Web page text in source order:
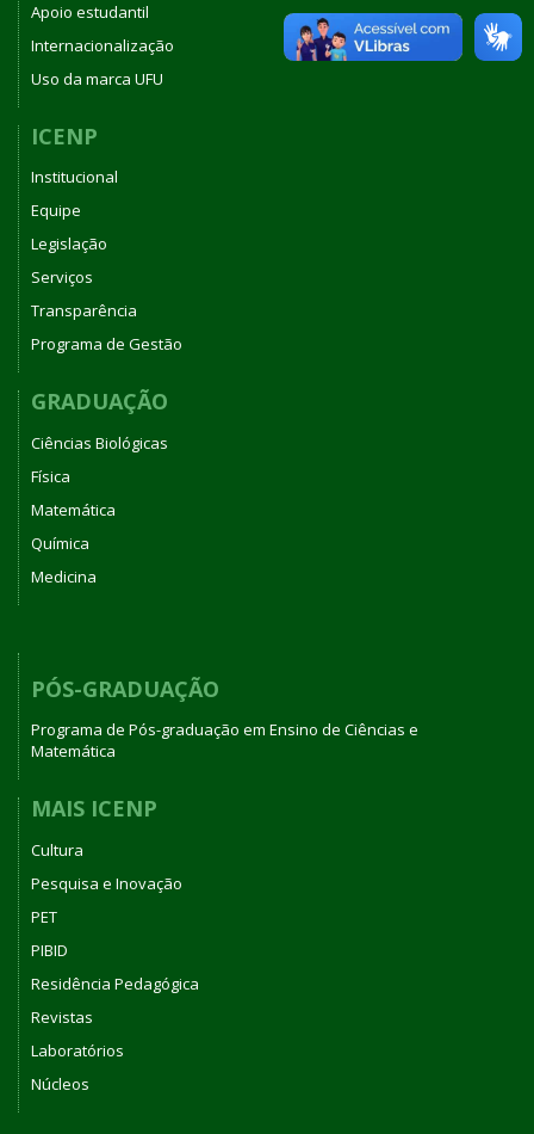
Apoio estudantil
Internacionalização
Uso da marca UFU
ICENP
Institucional
Equipe
Legislação
Serviços
Transparência
Programa de Gestão
GRADUAÇÃO
Ciências Biológicas
Física
Matemática
Química
Medicina
PÓS-GRADUAÇÃO
Programa de Pós-graduação em Ensino de Ciências e
Matemática
MAIS ICENP
Cultura
Pesquisa e Inovação
PET
PIBID
Residência Pedagógica
Revistas
Laboratórios
Núcleos